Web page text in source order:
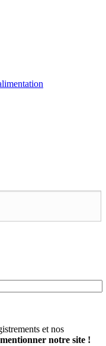
et nos
notre site !